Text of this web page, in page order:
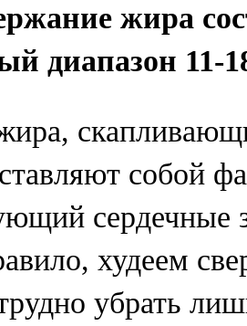
жира
диапазон 11-
собой
сердечные
худеем
убрать